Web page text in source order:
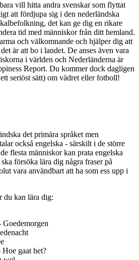
vill hitta andra svenskar som flyttat
att fördjupa sig i den nederländska
det kan ge dig en rikare
tid med människor från ditt hemland.
och välkomnande och hjälper dig att
är att bo i landet. De anses även vara
i världen och Nederländerna är
Report. Du kommer dock dagligen
seriöst sätt) om vädret eller fotboll!
det primära språket men
också engelska - särskilt i de större
flesta människor kan prata engelska
försöka lära dig några fraser på
vara användbart att ha som ess upp i
du kan lära dig:
gaat het?